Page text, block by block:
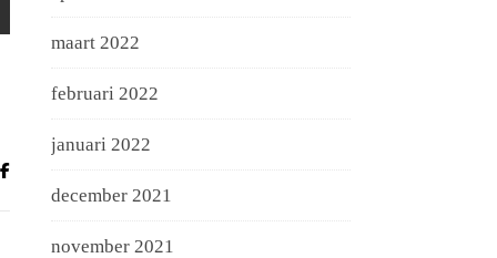
maart 2022
februari 2022
januari 2022
december 2021
november 2021